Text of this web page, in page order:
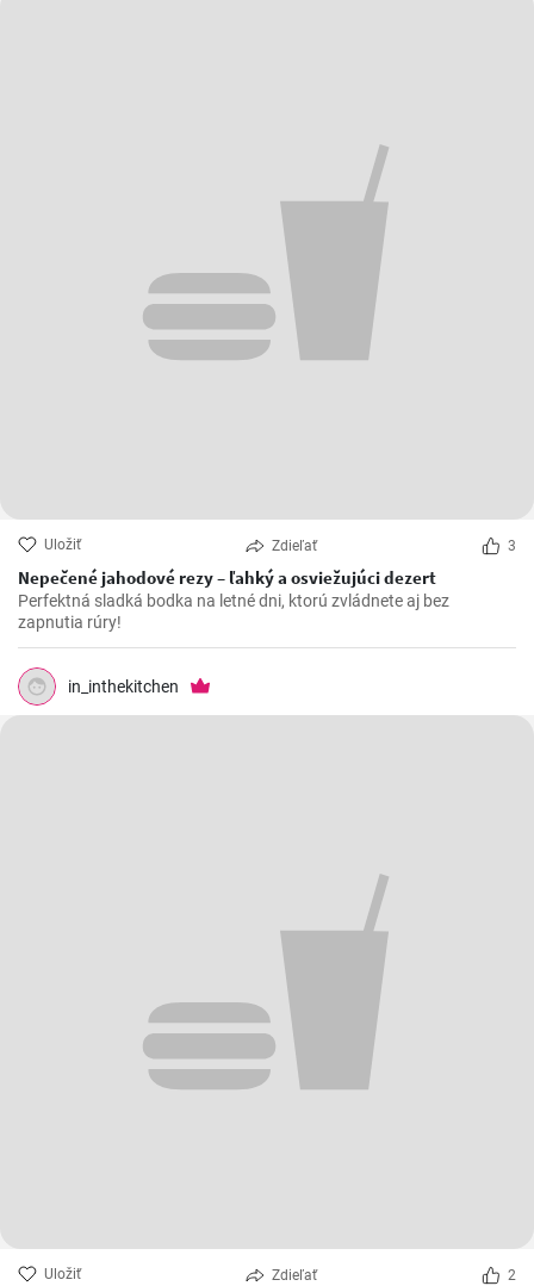
Uložiť Zdieľať 3
Nepečené jahodové rezy – ľahký a osviežujúci dezert
Perfektná sladká bodka na letné dni, ktorú zvládnete aj bez
zapnutia rúry!
in_inthekitchen
Uložiť Zdieľať 2